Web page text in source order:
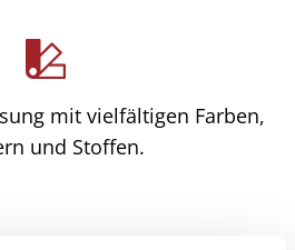
mit vielfältigen Farben,
und Stoffen.